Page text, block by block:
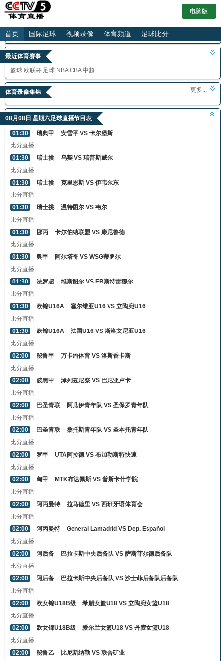
电脑版
首页 国际足球 视频录像 体育频道 足球比分
最近体育赛事
篮球 欧联杯 足球 NBA CBA 中超
体育录像集锦 更多...
08月08日 星期六足球直播节目表
01:30 瑞典甲
安雪平 VS 卡尔堡斯
比分直播
01:30
瑞士挑
乌契 VS 瑞普斯威尔
比分直播
01:30
瑞士挑
克里恩斯 VS 伊韦尔东
比分直播
01:30
瑞士挑
温特图尔 VS 韦尔
比分直播
01:30
挪丙
卡尔伯纳联盟 VS 康尼鲁德
比分直播
01:30
奥甲
阿尔塔奇 VS WSG蒂罗尔
比分直播
01:30
法罗超
维斯图尔 VS EB斯特雷穆尔
比分直播
01:30
欧锦U16A
塞尔维亚U16 VS 立陶宛U16
比分直播
01:30
欧锦U16A
法国U16 VS 斯洛文尼亚U16
比分直播
02:00
秘鲁甲
万卡约体育 VS 洛斯香卡斯
比分直播
02:00
波黑甲
泽列兹尼察 VS 巴尼亚卢卡
比分直播
02:00
巴圣青联
阿瓜伊青年队 VS 圣保罗青年队
比分直播
02:00
巴圣青联
桑托斯青年队 VS 圣本托青年队
比分直播
02:00
罗甲
UTA阿拉德 VS 布加勒斯特快速
比分直播
02:00
匈甲
MTK布达佩斯 VS 普斯卡什学院
比分直播
02:00
阿丙曼特
拉马德里 VS 西班牙语体育会
比分直播
02:00
阿丙曼特
General Lamadrid VS Dep. Español
比分直播
02:00
阿后备
巴拉卡斯中央后备队 VS 萨斯菲尔德后备队
比分直播
02:00
阿后备
巴拉卡斯中央后备队 VS 沙士菲后备队后备队
比分直播
02:00
欧女锦U18B级
希腊女篮U18 VS 立陶宛女篮U18
比分直播
02:00
欧女锦U18B级
爱尔兰女篮U18 VS 丹麦女篮U18
比分直播
02:00
秘鲁乙
比尼斯纳勒 VS 联合矿业